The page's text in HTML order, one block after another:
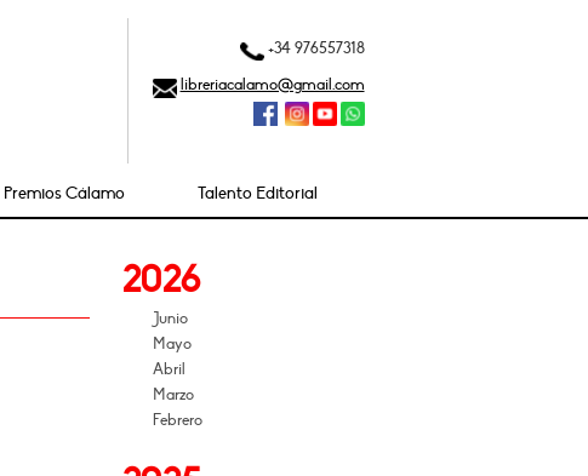
+34 976557318
libreriacalamo@gmail.com
Premios Cálamo Talento Editorial
2026
Junio
Mayo
Abril
Marzo
Febrero